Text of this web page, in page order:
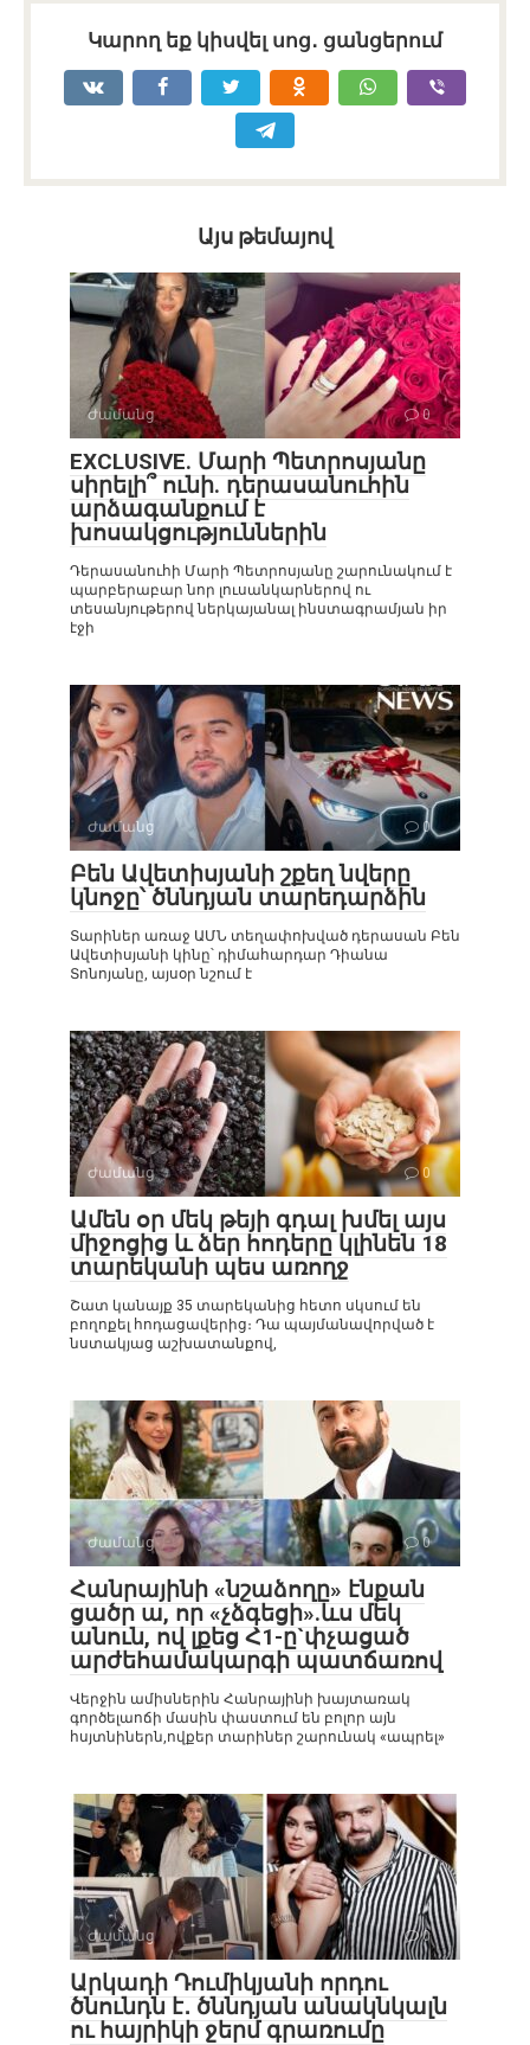
Կարող եք կիսվել սոց․ ցանցերում
Այս թեմայով
Ժամանց 0
EXCLUSIVE. Մարի Պետրոսյանը
սիրելի՞ ունի. դերասանուհին
արձագանքում է
խոսակցություններին
Դերասանուհի Մարի Պետրոսյանը շարունակում է
պարբերաբար նոր լուսանկարներով ու
տեսանյութերով ներկայանալ ինստագրամյան իր
էջի
Ժամանց 0
Բեն Ավետիսյանի շքեղ նվերը
կնոջը՝ ծննդյան տարեդարձին
Տարիներ առաջ ԱՄՆ տեղափոխված դերասան Բեն
Ավետիսյանի կինը՝ դիմահարդար Դիանա
Տոնոյանը, այսօր նշում է
Ժամանց 0
Ամեն օր մեկ թեյի գդալ խմել այս
միջոցից և ձեր հոդերը կլինեն 18
տարեկանի պես առողջ
Շատ կանայք 35 տարեկանից հետո սկսում են
բողոքել հոդացավերից։ Դա պայմանավորված է
նստակյաց աշխատանքով,
Ժամանց 0
Հանրայինի «նշաձողը» էնքան
ցածր ա, որ «չձգեցի».ևս մեկ
անուն, ով լքեց Հ1-ը`փչացած
արժեհամակարգի պատճառով
Վերջին ամիսներին Հանրայինի խայտառակ
գործելաոճի մասին փաստում են բոլոր այն
հսյտնիներն,ովքեր տարիներ շարունակ «ապրել»
Ժամանց 0
Արկադի Դումիկյանի որդու
ծնունդն է․ ծննդյան անակնկալն
ու հայրիկի ջերմ գրառումը